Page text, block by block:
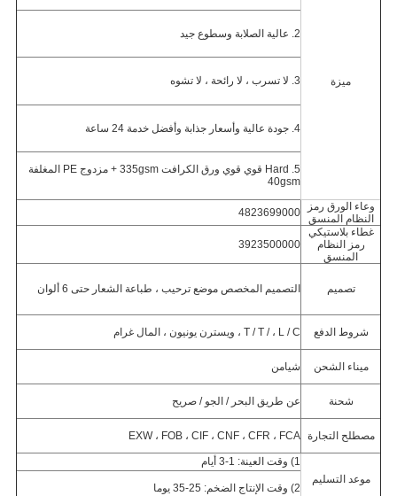
ميزة
2. عالية الصلابة وسطوع جيد
3. لا تسرب ، لا رائحة ، لا تشوه
4. جودة عالية وأسعار جذابة وأفضل خدمة 24 ساعة
5. Hard قوي قوي ورق الكرافت 335gsm + مزدوج PE المغلفة
40gsm
وعاء الورق رمز
النظام المنسق
4823699000
غطاء بلاستيكي
رمز النظام
المنسق
3923500000
تصميم التصميم المخصص موضع ترحيب ، طباعة الشعار حتى 6 ألوان
شروط الدفع T / T / ، L / C ، ويسترن يونيون ، المال غرام
ميناء الشحن شيامن
شحنة عن طريق البحر / الجو / صريح
مصطلح التجارة EXW ، FOB ، CIF ، CNF ، CFR ، FCA
موعد التسليم
1) وقت العينة: 1-3 أيام
2) وقت الإنتاج الضخم: 25-35 يوما